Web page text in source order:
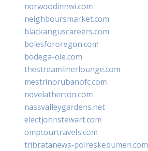
norwoodinnwi.com
neighboursmarket.com
blackanguscareers.com
bolesfororegon.com
bodega-ole.com
thestreamlinerlounge.com
mestrinorubanofc.com
novelatherton.com
nassvalleygardens.net
electjohnstewart.com
omptourtravels.com
tribratanews-polreskebumen.com